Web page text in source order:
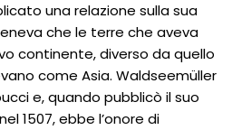
una relazione sulla sua
che le terre che aveva
continente, diverso da quello
come Asia. Waldseemüller
e, quando pubblicò il suo
1507, ebbe l’onore di